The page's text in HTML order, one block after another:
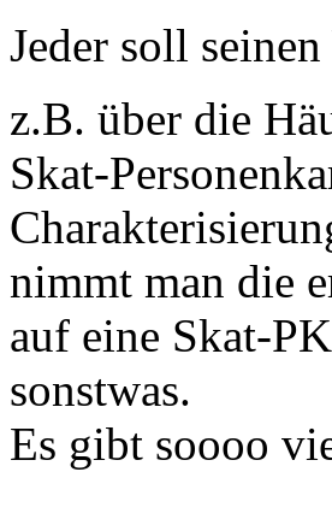
Jeder soll
z.B. über die
Skat-
nimmt man die
auf eine Skat-
sonstwas.
Es gibt soooo